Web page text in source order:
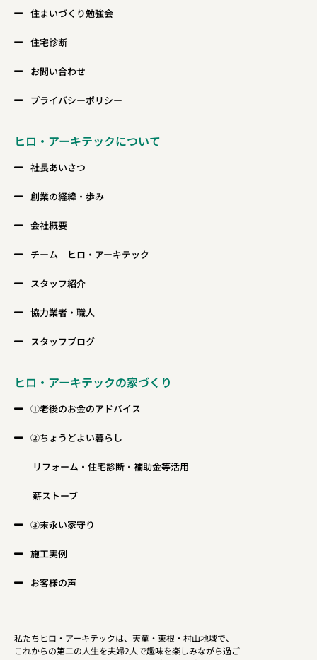
住まいづくり勉強会
住宅診断
お問い合わせ
プライバシーポリシー
ヒロ・アーキテックについて
社長あいさつ
創業の経緯・歩み
会社概要
チーム ヒロ・アーキテック
スタッフ紹介
協力業者・職人
スタッフブログ
ヒロ・アーキテックの家づくり
①老後のお金のアドバイス
②ちょうどよい暮らし
リフォーム・住宅診断・補助金等活用
薪ストーブ
③末永い家守り
施工実例
お客様の声
私たちヒロ・アーキテックは、天童・東根・村山地域で、
これからの第二の人生を夫婦2人で趣味を楽しみながら過ご